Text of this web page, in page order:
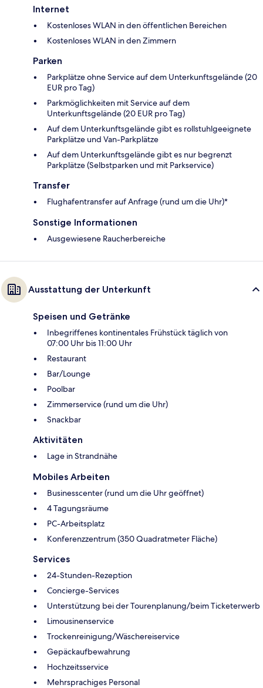
Internet
Kostenloses WLAN in den öffentlichen Bereichen
Kostenloses WLAN in den Zimmern
Parken
Parkplätze ohne Service auf dem Unterkunftsgelände (20
EUR pro Tag)
Parkmöglichkeiten mit Service auf dem
Unterkunftsgelände (20 EUR pro Tag)
Auf dem Unterkunftsgelände gibt es rollstuhlgeeignete
Parkplätze und Van-Parkplätze
Auf dem Unterkunftsgelände gibt es nur begrenzt
Parkplätze (Selbstparken und mit Parkservice)
Transfer
Flughafentransfer auf Anfrage (rund um die Uhr)*
Sonstige Informationen
Ausgewiesene Raucherbereiche
Ausstattung der Unterkunft
Speisen und Getränke
Inbegriffenes kontinentales Frühstück täglich von
07:00 Uhr bis 11:00 Uhr
Restaurant
Bar/Lounge
Poolbar
Zimmerservice (rund um die Uhr)
Snackbar
Aktivitäten
Lage in Strandnähe
Mobiles Arbeiten
Businesscenter (rund um die Uhr geöffnet)
4 Tagungsräume
PC-Arbeitsplatz
Konferenzzentrum (350 Quadratmeter Fläche)
Services
24-Stunden-Rezeption
Concierge-Services
Unterstützung bei der Tourenplanung/beim Ticketerwerb
Limousinenservice
Trockenreinigung/Wäschereiservice
Gepäckaufbewahrung
Hochzeitsservice
Mehrsprachiges Personal